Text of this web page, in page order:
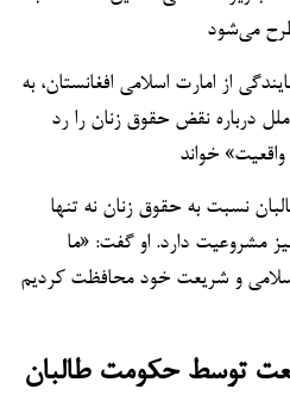
می‌شود
از امارت اسلامی افغانستان، به
درباره نقض حقوق زنان را رد
خواند
نسبت به حقوق زنان نه تنها
مشروعیت دارد. او گفت: «ما
اسلامی و شریعت خود محافظت کردیم
توسط حکومت طالبان